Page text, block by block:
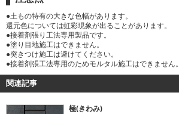
●土もの特有の大きな色幅があります。
還元色については虹彩現象が出ることがあります。
●接着剤張り工法専用製品です。
●塗り目地施工はできません。
●突きつけ施工は避けてください。
●接着剤張工法専用のためモルタル施工はできません。
関連記事
極(きわみ)